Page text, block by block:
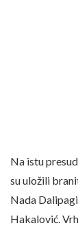
Na istu
su uložili
Nada
Hakalović.